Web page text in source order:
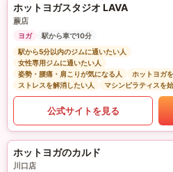
ホットヨガスタジオ LAVA
蕨店
ヨガ
駅から車で10分
駅から5分以内のジムに通いたい人
女性専用ジムに通いたい人
姿勢・腰痛・肩こりが気になる人
ホットヨガ
ストレスを解消したい人
マシンピラティスを
公式サイトを見る
ホットヨガのカルド
川口店